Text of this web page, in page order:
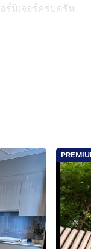
ร์นิเจอร์ครบครัน
โดยรถไฟฟ้า
อุดมสุข)
อนเมือง
งฟอกอากาศโอโซ